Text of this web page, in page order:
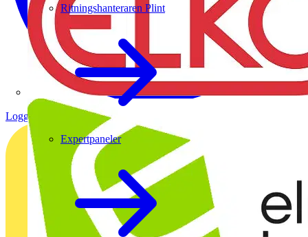
Ritningshanteraren Plint
Expertpaneler
Logga in Registrera dig